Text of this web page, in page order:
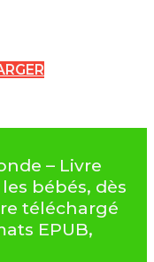
– Livre
bébés, dès
téléchargé
EPUB,